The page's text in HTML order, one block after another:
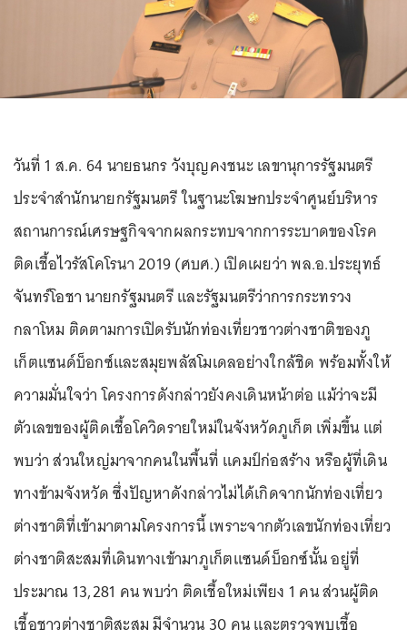
วันที่ 1 ส.ค. 64 นายธนกร วังบุญคงชนะ เลขานุการรัฐมนตรี
ประจำสำนักนายกรัฐมนตรี ในฐานะโฆษกประจำศูนย์บริหาร
สถานการณ์เศรษฐกิจจากผลกระทบจากการระบาดของโรค
ติดเชื้อไวรัสโคโรนา 2019 (ศบศ.) เปิดเผยว่า พล.อ.ประยุทธ์
จันทร์โอชา นายกรัฐมนตรี และรัฐมนตรีว่าการกระทรวง
กลาโหม ติดตามการเปิดรับนักท่องเที่ยวชาวต่างชาติของภู
เก็ตแซนด์บ็อกซ์และสมุยพลัสโมเดลอย่างใกล้ชิด พร้อมทั้งให้
ความมั่นใจว่า โครงการดังกล่าวยังคงเดินหน้าต่อ แม้ว่าจะมี
ตัวเลขของผู้ติดเชื้อโควิดรายใหม่ในจังหวัดภูเก็ต เพิ่มขึ้น แต่
พบว่า ส่วนใหญ่มาจากคนในพื้นที่ แคมป์ก่อสร้าง หรือผู้ที่เดิน
ทางข้ามจังหวัด ซึ่งปัญหาดังกล่าวไม่ได้เกิดจากนักท่องเที่ยว
ต่างชาติที่เข้ามาตามโครงการนี้ เพราะจากตัวเลขนักท่องเที่ยว
ต่างชาติสะสมที่เดินทางเข้ามาภูเก็ตแซนด์บ็อกซ์นั้น อยู่ที่
ประมาณ 13,281 คน พบว่า ติดเชื้อใหม่เพียง 1 คน ส่วนผู้ติด
เชื้อชาวต่างชาติสะสม มีจำนวน 30 คน และตรวจพบเชื้อ